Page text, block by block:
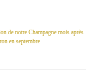
de notre Champagne mois après
en septembre